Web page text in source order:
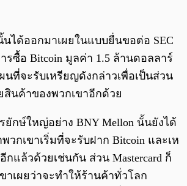
นได้ออกมาเผยในแบบยื่นขอต่อ SEC
รซื้อ Bitcoin มูลค่า 1.5 ล้านดอลลาร์
นที่จะรับเหรียญดังกล่าวเพื่อเป็นส่วน
นค้าของพวกเขาอีกด้วย
กษ์ใหญ่อย่าง BNY Mellon นั้นยังได้
วกเขาเริ่มที่จะรับฝาก Bitcoin และเห
แล้วด้วยเช่นกัน ส่วน Mastercard ก็
าเผยว่าจะทำให้ร้านค้าทั่วโลก